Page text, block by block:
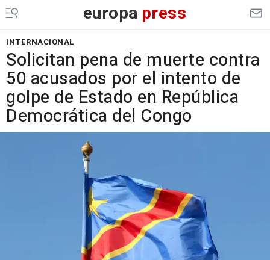
europa press
INTERNACIONAL
Solicitan pena de muerte contra
50 acusados por el intento de
golpe de Estado en República
Democrática del Congo